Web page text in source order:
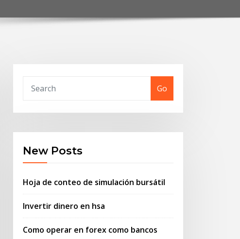
Go
New Posts
Hoja de conteo de simulación bursátil
Invertir dinero en hsa
Como operar en forex como bancos